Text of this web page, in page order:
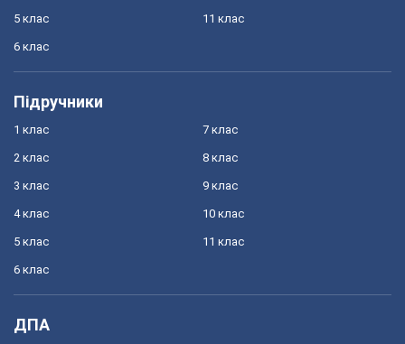
5 клас
6 клас
11 клас
Підручники
1 клас
2 клас
3 клас
4 клас
5 клас
6 клас
7 клас
8 клас
9 клас
10 клас
11 клас
ДПА